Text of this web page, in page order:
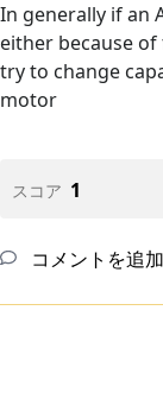
In generally if an
either because
try to change
motor
スコア 1
コメントを追加